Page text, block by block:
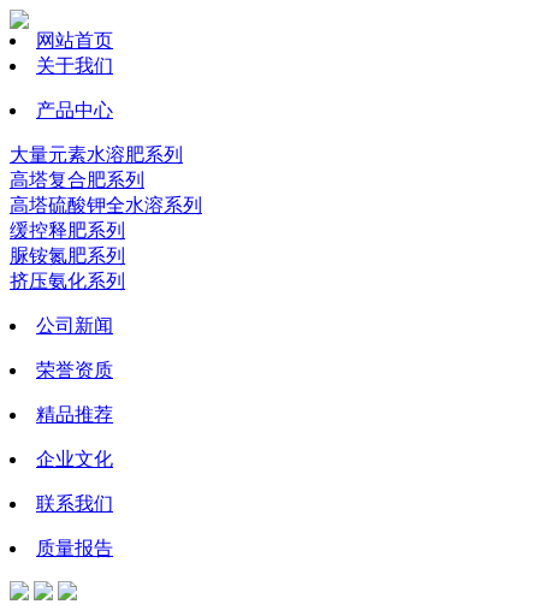
网站首页
关于我们
产品中心
大量元素水溶肥系列
高塔复合肥系列
高塔硫酸钾全水溶系列
缓控释肥系列
脲铵氮肥系列
挤压氨化系列
公司新闻
荣誉资质
精品推荐
企业文化
联系我们
质量报告